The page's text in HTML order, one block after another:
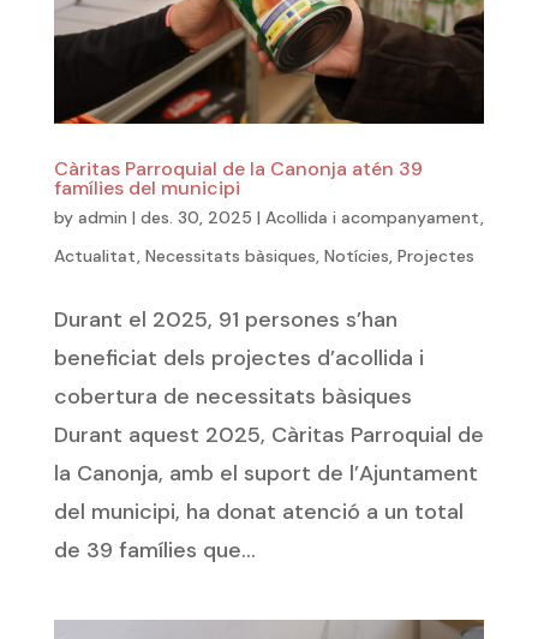
Càritas Parroquial de la Canonja atén 39
famílies del municipi
by admin | des. 30, 2025 | Acollida i acompanyament,
Actualitat, Necessitats bàsiques, Notícies, Projectes
Durant el 2025, 91 persones s’han
beneficiat dels projectes d’acollida i
cobertura de necessitats bàsiques
Durant aquest 2025, Càritas Parroquial de
la Canonja, amb el suport de l’Ajuntament
del municipi, ha donat atenció a un total
de 39 famílies que...